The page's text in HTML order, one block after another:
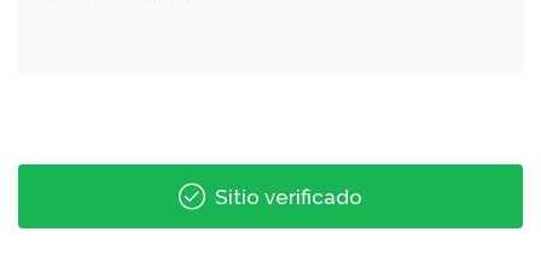
Sitio verificado